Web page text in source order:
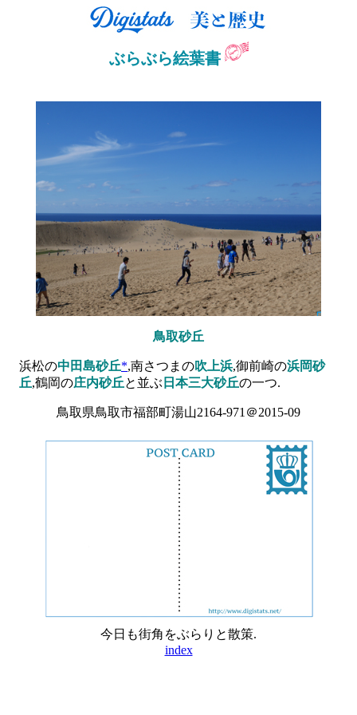
ぶらぶら絵葉書
鳥取砂丘
浜松の中田島砂丘*,南さつまの吹上浜,御前崎の浜岡砂
丘,鶴岡の庄内砂丘と並ぶ 日本三大砂丘の一つ.
鳥取県鳥取市福部町湯山2164-971＠2015-09
今日も街角をぶらりと散策.
index